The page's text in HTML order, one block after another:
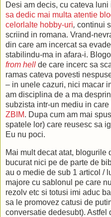
Desi am decis, cu cateva luni
sa dedic mai multa atentie
celorlalte hobby-uri, continui
scriind in romana. Vrand-
din care am incercat sa
stabilindu-ma in afara-i.
from hell de care incerc sa
ramas cateva povesti
– in unele cazuri, nici macar
am disciplina de a ma
subzista intr-un mediu in
ZBIM. Dupa cum am mai
spatele lor) care reusesc sa
Eu nu poci.
Mai mult decat atat, blogurile
bucurat nici pe de parte de
au o medie de sub 1 articol /
majore cu sablonul pe care
rezolv etc si totusi imi aduc
sa le promovez catusi de
conversatie dedesubt). Astfel